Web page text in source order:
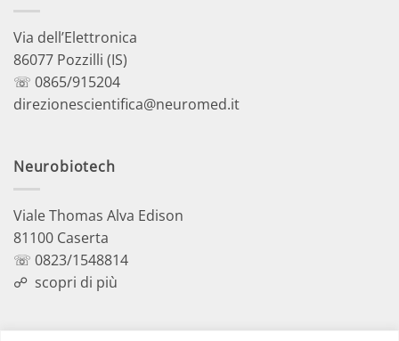
Via dell’Elettronica
86077 Pozzilli (IS)
☏ 0865/915204
direzionescientifica@neuromed.it
Neurobiotech
Viale Thomas Alva Edison
81100 Caserta
☏ 0823/1548814
☍ scopri di più